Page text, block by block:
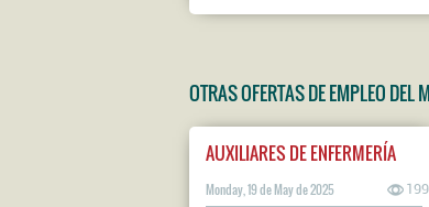
OTRAS OFERTAS DE EMPLEO DEL
AUXILIARES DE ENFERMERÍA
Monday, 19 de May de 2025 199